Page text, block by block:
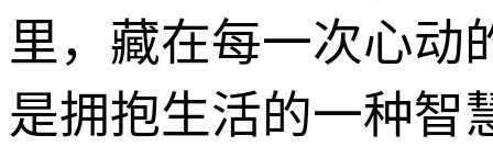
里，藏在每一次心动
是拥抱生活的一种智